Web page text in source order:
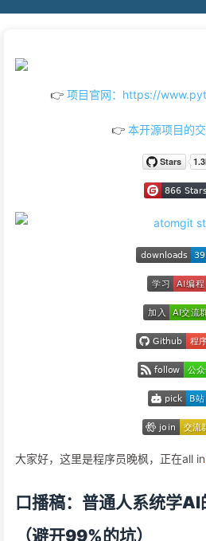
👉 项目官网：https://
👉 本开源项目的
大家好，这里是程序员晚枫，正在all in
口播稿：普通人系统学AI
（避开99%的坑）